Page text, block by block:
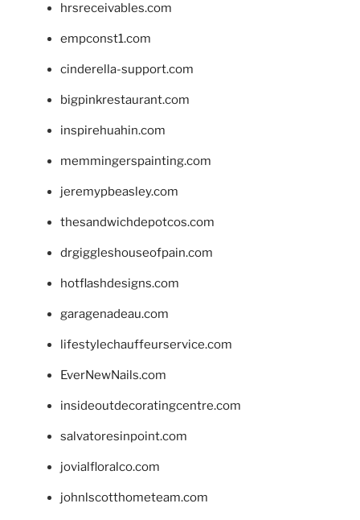
hrsreceivables.com
empconst1.com
cinderella-support.com
bigpinkrestaurant.com
inspirehuahin.com
memmingerspainting.com
jeremypbeasley.com
thesandwichdepotcos.com
drgiggleshouseofpain.com
hotflashdesigns.com
garagenadeau.com
lifestylechauffeurservice.com
EverNewNails.com
insideoutdecoratingcentre.com
salvatoresinpoint.com
jovialfloralco.com
johnlscotthometeam.com